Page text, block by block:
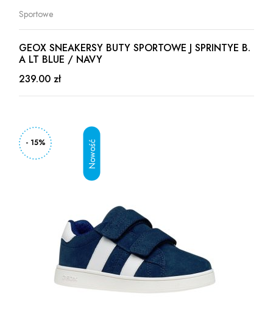
Sportowe
GEOX SNEAKERSY BUTY SPORTOWE J SPRINTYE B.
A LT BLUE / NAVY
239.00 zł
- 15%